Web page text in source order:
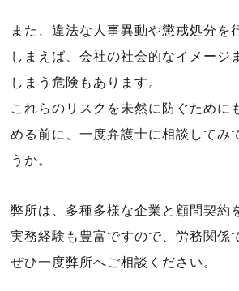
また、違法な人事異動や懲戒処分を
しまえば、会社の社会的なイメージ
しまう危険もあります。
これらのリスクを未然に防ぐために
める前に、一度弁護士に相談してみ
うか。
弊所は、多種多様な企業と顧問契約
実務経験も豊富ですので、労務関係
ぜひ一度弊所へご相談ください。